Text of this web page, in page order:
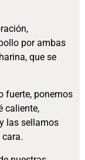
por ambas
que se
fuerte, ponemos
caliente,
las sellamos